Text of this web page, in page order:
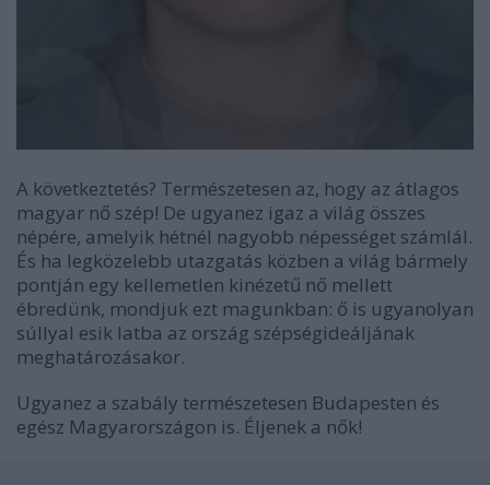
A következtetés? Természetesen az, hogy az átlagos
magyar nő szép! De ugyanez igaz a világ összes
népére, amelyik hétnél nagyobb népességet számlál.
És ha legközelebb utazgatás közben a világ bármely
pontján egy kellemetlen kinézetű nő mellett
ébredünk, mondjuk ezt magunkban: ő is ugyanolyan
súllyal esik latba az ország szépségideáljának
meghatározásakor.
Ugyanez a szabály természetesen Budapesten és
egész Magyarországon is. Éljenek a nők!